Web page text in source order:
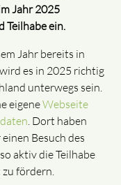
Jahr 2025
Teilhabe ein.
Jahr bereits in
es in 2025 richtig
unterwegs sein.
eigeneWebseite
. Dort haben
Besuch des
aktiv die Teilhabe
fördern.